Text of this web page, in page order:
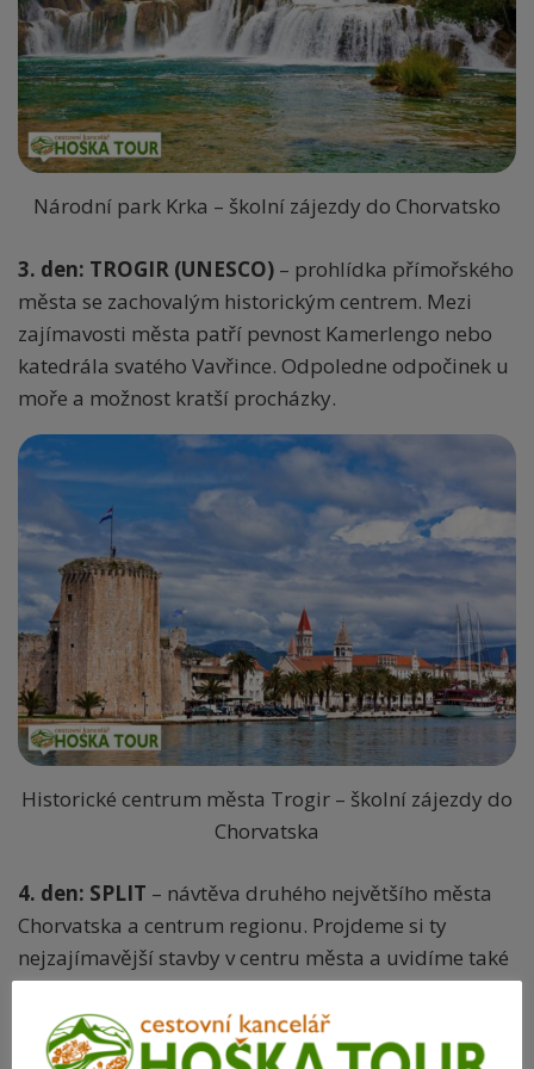
Národní park Krka – školní zájezdy do Chorvatsko
3. den: TROGIR (UNESCO) – prohlídka přímořského
města se zachovalým historickým centrem. Mezi
zajímavosti města patří pevnost Kamerlengo nebo
katedrála svatého Vavřince. Odpoledne odpočinek u
moře a možnost kratší procházky.
Historické centrum města Trogir – školní zájezdy do
Chorvatska
4. den: SPLIT – návtěva druhého největšího města
Chorvatska a centrum regionu. Projdeme si ty
nejzajímavější stavby v centru města a uvidíme také
zdejší přístav.SOLIN– projdeme si významné
archeologické naležiště z období Římské říše, které
se nachází na místě zaniklého města Salona.